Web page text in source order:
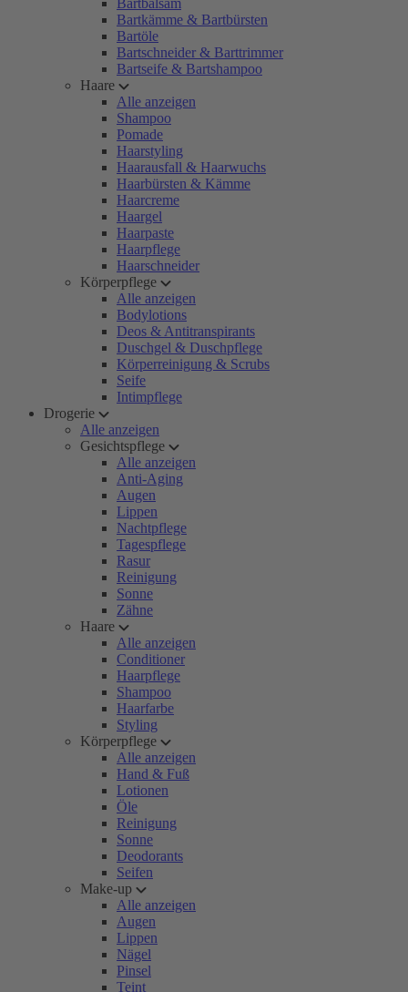
Bartbalsam
Bartkämme & Bartbürsten
Bartöle
Bartschneider & Barttrimmer
Bartseife & Bartshampoo
Haare
Alle anzeigen
Shampoo
Pomade
Haarstyling
Haarausfall & Haarwuchs
Haarbürsten & Kämme
Haarcreme
Haargel
Haarpaste
Haarpflege
Haarschneider
Körperpflege
Alle anzeigen
Bodylotions
Deos & Antitranspirants
Duschgel & Duschpflege
Körperreinigung & Scrubs
Seife
Intimpflege
Drogerie
Alle anzeigen
Gesichtspflege
Alle anzeigen
Anti-Aging
Augen
Lippen
Nachtpflege
Tagespflege
Rasur
Reinigung
Sonne
Zähne
Haare
Alle anzeigen
Conditioner
Haarpflege
Shampoo
Haarfarbe
Styling
Körperpflege
Alle anzeigen
Hand & Fuß
Lotionen
Öle
Reinigung
Sonne
Deodorants
Seifen
Make-up
Alle anzeigen
Augen
Lippen
Nägel
Pinsel
Teint